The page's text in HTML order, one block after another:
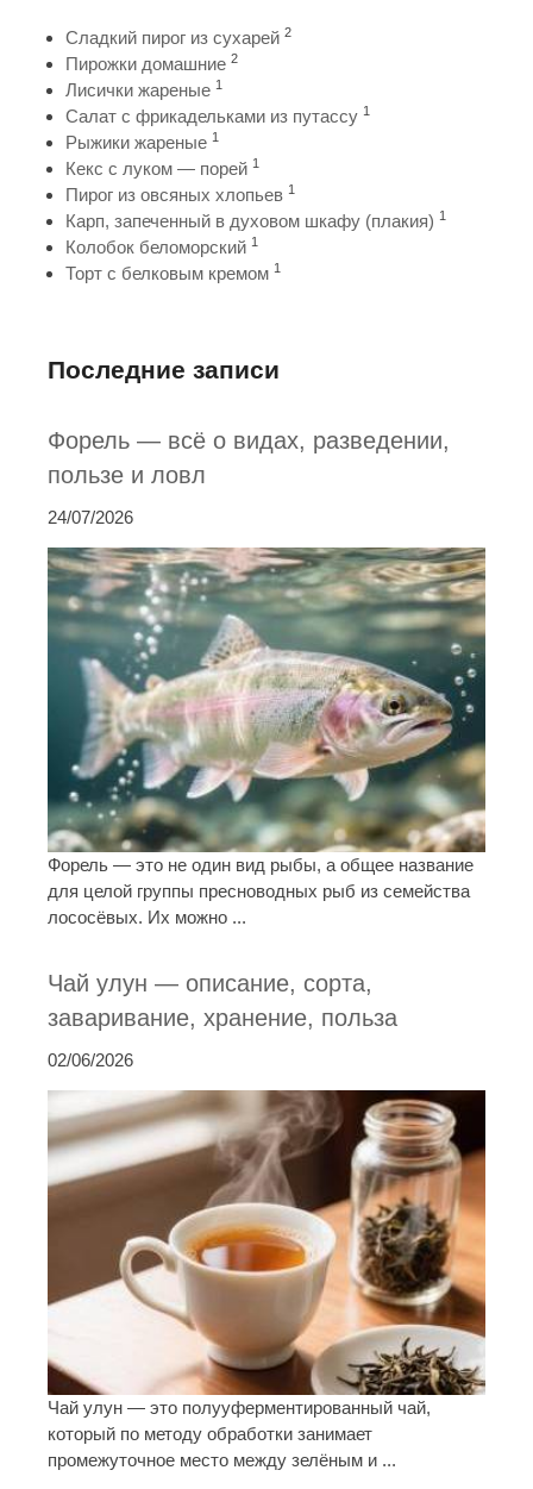
Сладкий пирог из сухарей 2
Пирожки домашние 2
Лисички жареные 1
Салат с фрикадельками из путассу 1
Рыжики жареные 1
Кекс с луком — порей 1
Пирог из овсяных хлопьев 1
Карп, запеченный в духовом шкафу (плакия) 1
Колобок беломорский 1
Торт с белковым кремом 1
Последние записи
Форель — всё о видах, разведении,
пользе и ловл
24/07/2026
Форель — это не один вид рыбы, а общее название
для целой группы пресноводных рыб из семейства
лососёвых. Их можно ...
Чай улун — описание, сорта,
заваривание, хранение, польза
02/06/2026
Чай улун — это полууферментированный чай,
который по методу обработки занимает
промежуточное место между зелёным и ...